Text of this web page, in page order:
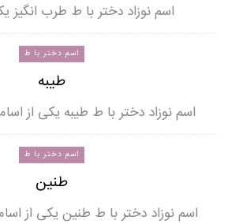
اسم نوزاد دختر با ط طرب انگیز
اسم دختر با ط
طیبه
اسم نوزاد دختر با ط طیبه یکی از
اسم دختر با ط
طنین
اسم نوزاد دختر با ط طنین یکی از